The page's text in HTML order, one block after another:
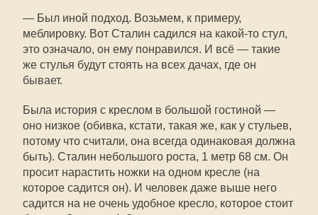
— Был иной подход. Возьмем, к примеру,
меблировку. Вот Сталин садился на какой-то стул,
это означало, он ему понравился. И всё — такие
же стулья будут стоять на всех дачах, где он
бывает.
Была история с креслом в большой гостиной —
оно низкое (обивка, кстати, такая же, как у стульев,
потому что считали, она всегда одинаковая должна
быть). Сталин небольшого роста, 1 метр 68 см. Он
просит нарастить ножки на одном кресле (на
которое садится он). И человек даже выше него
садится на не очень удобное кресло, которое стоит